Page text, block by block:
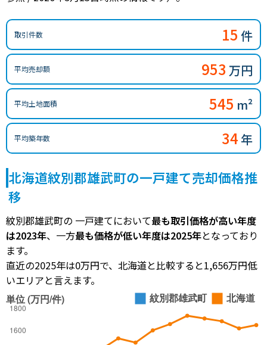
取引件数 15 件
平均売却額 953 万円
平均土地面積 545 m²
平均築年数 34年
北海道紋別郡雄武町の一戸建て売却価格推
移
紋別郡雄武町の 一戸建てにおいて最も取引価格が高い年度
は2023年、一方最も価格が低い年度は2025年となっており
ます。
直近の2025年は0万円で、北海道と比較すると1,656万円低
いエリアと言えます。